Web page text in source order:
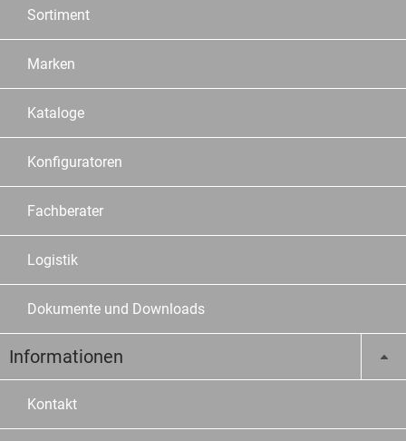
Sortiment
Marken
Kataloge
Konfiguratoren
Fachberater
Logistik
Dokumente und Downloads
Informationen
Kontakt